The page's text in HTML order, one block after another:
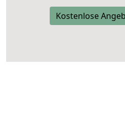
Kostenlose